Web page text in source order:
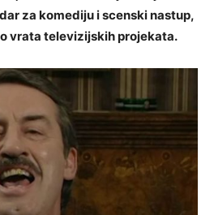
za komediju i scenski nastup,
vrata televizijskih projekata.